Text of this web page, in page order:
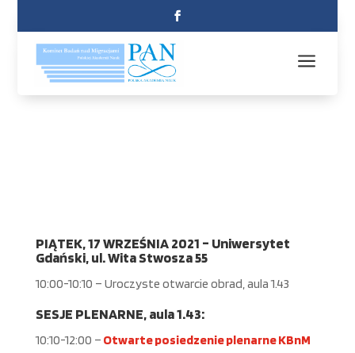
a
PIĄTEK, 17 WRZEŚNIA 2021 – Uniwersytet
Gdański, ul. Wita Stwosza 55
10:00-10:10 – Uroczyste otwarcie obrad, aula 1.43
SESJE PLENARNE, aula 1.43:
10:10-12:00 – Otwarte posiedzenie plenarne KBnM